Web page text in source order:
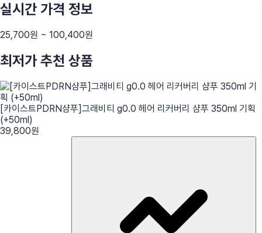
실시간 가격 정보
25,700원 ~ 100,400원
최저가 추천 상품
[카이스트PDRN샴푸]그래비티 g0.0 헤어 리커버리 샴푸 350ml 기획
(+50ml)
39,800원